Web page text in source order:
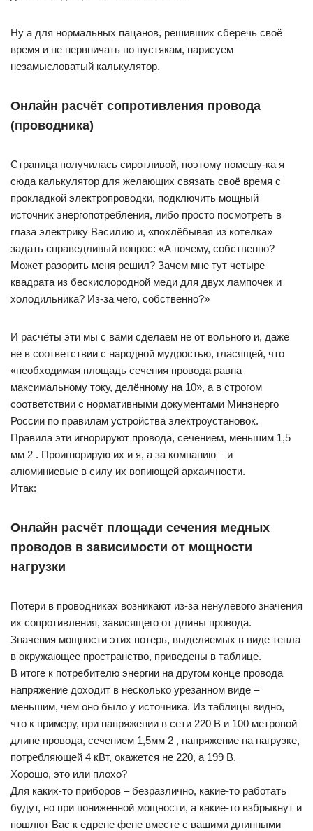
Ну а для нормальных пацанов, решивших сберечь своё
время и не нервничать по пустякам, нарисуем
незамысловатый калькулятор.
Онлайн расчёт сопротивления провода
(проводника)
Страница получилась сиротливой, поэтому помещу-ка я
сюда калькулятор для желающих связать своё время с
прокладкой электропроводки, подключить мощный
источник энергопотребления, либо просто посмотреть в
глаза электрику Василию и, «похлёбывая из котелка»
задать справедливый вопрос: «А почему, собственно?
Может разорить меня решил? Зачем мне тут четыре
квадрата из бескислородной меди для двух лампочек и
холодильника? Из-за чего, собственно?»
И расчёты эти мы с вами сделаем не от вольного и, даже
не в соответствии с народной мудростью, гласящей, что
«необходимая площадь сечения провода равна
максимальному току, делённому на 10», а в строгом
соответствии с нормативными документами Минэнерго
России по правилам устройства электроустановок.
Правила эти игнорируют провода, сечением, меньшим 1,5
мм 2 . Проигнорирую их и я, а за компанию – и
алюминиевые в силу их вопиющей архаичности.
Итак:
Онлайн расчёт площади сечения медных
проводов в зависимости от мощности
нагрузки
Потери в проводниках возникают из-за ненулевого значения
их сопротивления, зависящего от длины провода.
Значения мощности этих потерь, выделяемых в виде тепла
в окружающее пространство, приведены в таблице.
В итоге к потребителю энергии на другом конце провода
напряжение доходит в несколько урезанном виде –
меньшим, чем оно было у источника. Из таблицы видно,
что к примеру, при напряжении в сети 220 В и 100 метровой
длине провода, сечением 1,5мм 2 , напряжение на нагрузке,
потребляющей 4 кВт, окажется не 220, а 199 В.
Хорошо, это или плохо?
Для каких-то приборов – безразлично, какие-то работать
будут, но при пониженной мощности, а какие-то взбрыкнут и
пошлют Вас к едрене фене вместе с вашими длинными